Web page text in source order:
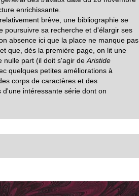
enrichissante.
brève, une bibliographie se
poursuivre sa recherche et d'élargir ses
absence ici que la place ne manque pas
que, dès la première page, on lit une
nulle part (il doit s'agir de Aristide
quelques petites améliorations à
corps de caractères et des
intéressante série dont on